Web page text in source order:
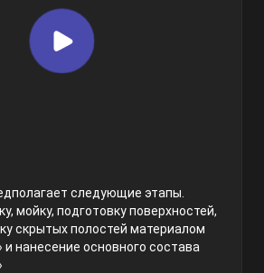
следующие этапы.
мойку, подготовку поверхностей,
скрытых полостей материалом
и нанесение основного состава